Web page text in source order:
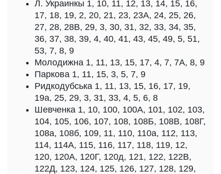
Л. Украинкы 1, 10, 11, 12, 13, 14, 15, 16,
17, 18, 19, 2, 20, 21, 23, 23А, 24, 25, 26,
27, 28, 28В, 29, 3, 30, 31, 32, 33, 34, 35,
36, 37, 38, 39, 4, 40, 41, 43, 45, 49, 5, 51,
53, 7, 8, 9
Молодижна 1, 11, 13, 15, 17, 4, 7, 7А, 8, 9
Паркова 1, 11, 15, 3, 5, 7, 9
Ридкодубська 1, 11, 13, 15, 16, 17, 19,
19а, 25, 29, 3, 31, 33, 4, 5, 6, 8
Шевченка 1, 10, 100, 100А, 101, 102, 103,
104, 105, 106, 107, 108, 108Б, 108В, 108Г,
108а, 108б, 109, 11, 110, 110а, 112, 113,
114, 114А, 115, 116, 117, 118, 119, 12,
120, 120А, 120Г, 120д, 121, 122, 122В,
122Д, 123, 124, 125, 126, 127, 128, 129,